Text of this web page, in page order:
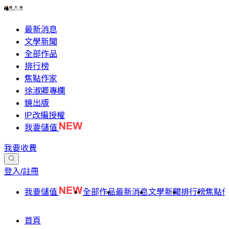
最新消息
文學新聞
全部作品
排行榜
焦點作家
徐淑卿專欄
鏡出版
IP改編授權
我要儲值
我要收費
登入/註冊
我要儲值 全部作品最新消息文學新聞排行榜焦點
首頁